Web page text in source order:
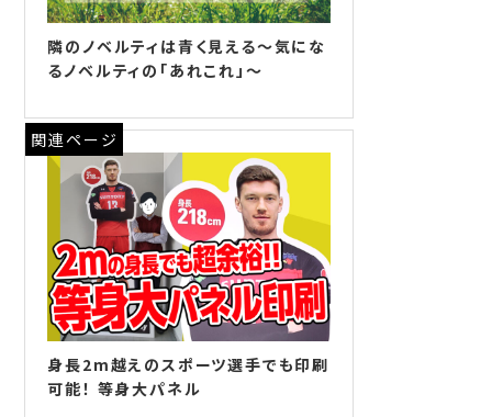
隣のノベルティは青く見える～気にな
るノベルティの「あれこれ」～
関連ページ
身長2m越えのスポーツ選手でも印刷
可能！ 等身大パネル